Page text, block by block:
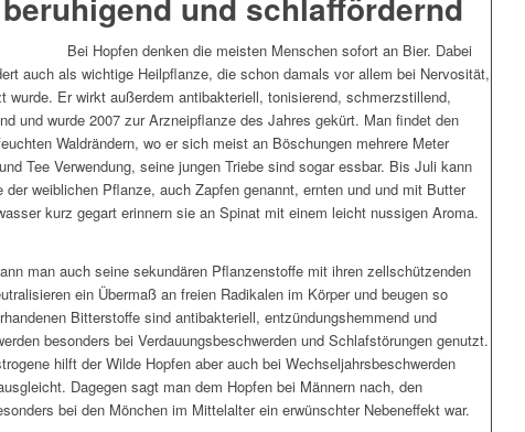
Bei Hopfen denken die meisten Menschen sofort an Bier. Dabei
auch als wichtige Heilpflanze, die schon damals vor allem bei Nervosität,
wurde. Er wirkt außerdem antibakteriell, tonisierend, schmerzstillend,
und wurde 2007 zur Arzneipflanze des Jahres gekürt. Man findet den
Waldrändern, wo er sich meist an Böschungen mehrere Meter
Tee Verwendung, seine jungen Triebe sind sogar essbar. Bis Juli kann
der weiblichen Pflanze, auch Zapfen genannt, ernten und und mit Butter
kurz gegart erinnern sie an Spinat mit einem leicht nussigen Aroma.
man auch seine sekundären Pflanzenstoffe mit ihren zellschützenden
ein Übermaß an freien Radikalen im Körper und beugen so
Bitterstoffe sind antibakteriell, entzündungshemmend und
besonders bei Verdauungsbeschwerden und Schlafstörungen genutzt.
hilft der Wilde Hopfen aber auch bei Wechseljahrsbeschwerden
Dagegen sagt man dem Hopfen bei Männern nach, den
bei den Mönchen im Mittelalter ein erwünschter Nebeneffekt war.